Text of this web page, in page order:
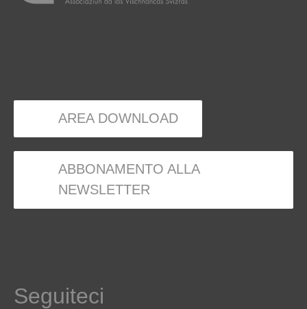
AREA DOWNLOAD
ABBONAMENTO ALLA
NEWSLETTER
Seguiteci